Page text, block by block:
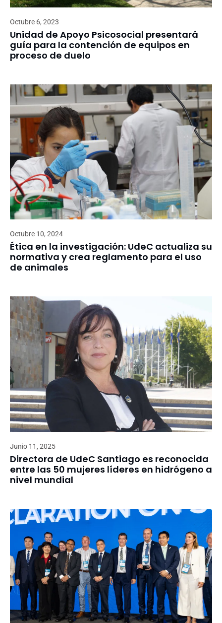
Octubre 6, 2023
Unidad de Apoyo Psicosocial presentará
guía para la contención de equipos en
proceso de duelo
Octubre 10, 2024
Ética en la investigación: UdeC actualiza su
normativa y crea reglamento para el uso
de animales
Junio 11, 2025
Directora de UdeC Santiago es reconocida
entre las 50 mujeres líderes en hidrógeno a
nivel mundial